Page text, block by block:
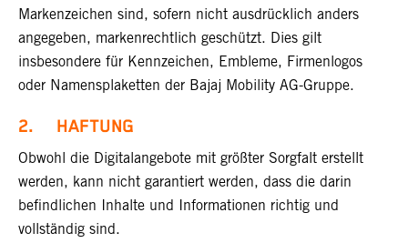
Markenzeichen sind, sofern nicht ausdrücklich anders
angegeben, markenrechtlich geschützt. Dies gilt
insbesondere für Kennzeichen, Embleme, Firmenlogos
oder Namensplaketten der Bajaj Mobility AG-Gruppe.
2. HAFTUNG
Obwohl die Digitalangebote mit größter Sorgfalt erstellt
werden, kann nicht garantiert werden, dass die darin
befindlichen Inhalte und Informationen richtig und
vollständig sind.